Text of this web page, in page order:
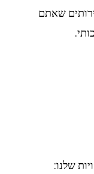
שאתם
שלנו: